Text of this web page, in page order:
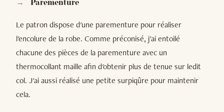
Parementure
Le patron dispose d'une parementure pour réaliser
l'encolure de la robe. Comme préconisé, j'ai entoilé
chacune des pièces de la parementure avec un
thermocollant maille afin d'obtenir plus de tenue sur ledit
col. J'ai aussi réalisé une petite surpiqûre pour maintenir
cela.